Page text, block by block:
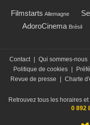
Filmstarts Allemagne
AdoroCinema Brésil
Contact Qui sommes-nous
Politique de cookies
Revue de presse
Charte
Retrouvez tous les horaires
0 892